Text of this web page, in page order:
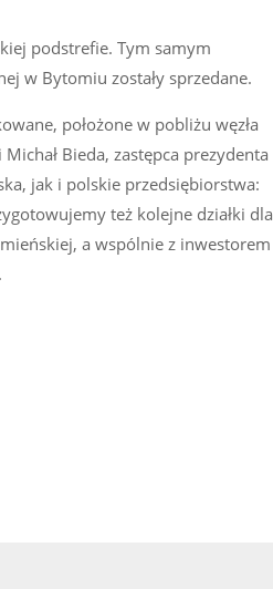
podstrefie. Tym samym
w Bytomiu zostały sprzedane.
położone w pobliżu węzła
Bieda, zastępca prezydenta
jak i polskie przedsiębiorstwa:
też kolejne działki dla
a wspólnie z inwestorem